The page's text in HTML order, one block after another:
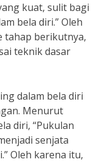
kuat, sulit bagi
bela diri.” Oleh
tahap berikutnya,
teknik dasar
dalam bela diri
Menurut
diri, “Pukulan
senjata
Oleh karena itu,